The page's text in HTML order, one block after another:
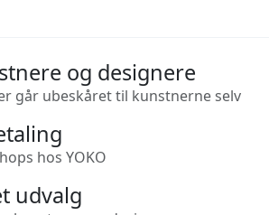
og designere
går ubeskåret til kunstnerne selv
hos YOKO
udvalg